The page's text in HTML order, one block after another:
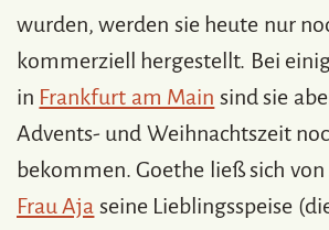
wurden, werden sie heute nur
kommerziell hergestellt. Bei
in Frankfurt am Main sind sie
Advents- und Weihnachtszeit
bekommen. Goethe ließ sich
Frau Aja seine Lieblingsspeise